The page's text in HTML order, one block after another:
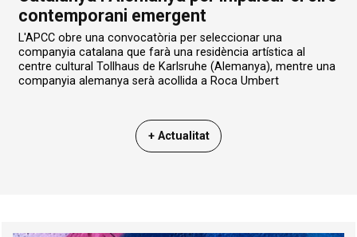
contemporani emergent
L'APCC obre una convocatòria per seleccionar una
companyia catalana que farà una residència artística al
centre cultural Tollhaus de Karlsruhe (Alemanya), mentre una
companyia alemanya serà acollida a Roca Umbert
+ Actualitat